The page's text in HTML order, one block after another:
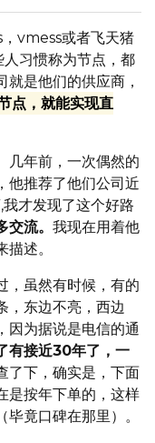
vmess或者飞天猪
习惯称为节点，都
是他们的供应商，
点，就能实现直
几年前，一次偶然的
他推荐了他们公司近
才发现了这个好路
流。 我现在用着他
述。
，虽然有时候，有的
，东边不亮，西边
因为据说是电信的通
有接近30年了，一
了下，确实是，下面
是按年下单的，这样
竟口碑在那里）。